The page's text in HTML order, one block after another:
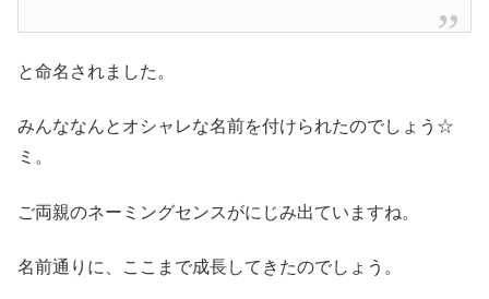
と命名されました。
みんななんとオシャレな名前を付けられたのでしょう☆
ミ。
ご両親のネーミングセンスがにじみ出ていますね。
名前通りに、ここまで成長してきたのでしょう。